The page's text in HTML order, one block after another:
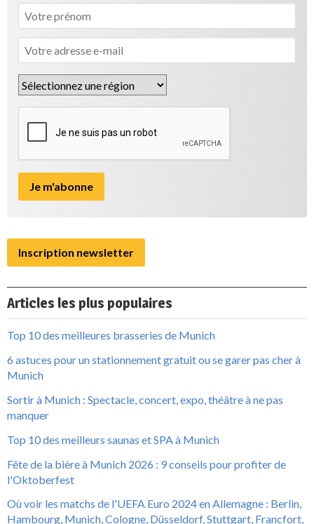
Inscription newsletter
Articles les plus populaires
Top 10 des meilleures brasseries de Munich
6 astuces pour un stationnement gratuit ou se garer pas cher à
Munich
Sortir à Munich : Spectacle, concert, expo, théâtre à ne pas
manquer
Top 10 des meilleurs saunas et SPA à Munich
Fête de la bière à Munich 2026 : 9 conseils pour profiter de
l'Oktoberfest
Où voir les matchs de l'UEFA Euro 2024 en Allemagne : Berlin,
Hambourg, Munich, Cologne, Düsseldorf, Stuttgart, Francfort,